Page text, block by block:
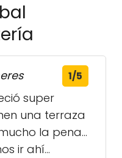
1/5
super
una terraza
la pena...
ir ahí...